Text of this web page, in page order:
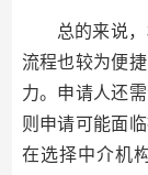
总的来说
流程也较为便
力。申请人还
则申请可能面
在选择中介机